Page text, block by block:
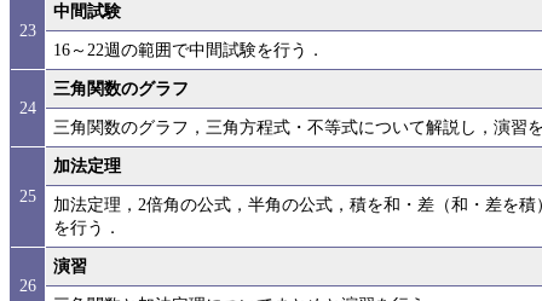
23
中間試験
16～22週の範囲で中間試験を行う．
24
三角関数のグラフ
三角関数のグラフ，三角方程式・不等式について解説し，演習
25
加法定理
加法定理，2倍角の公式，半角の公式，積を和・差（和・差を
を行う．
26
演習